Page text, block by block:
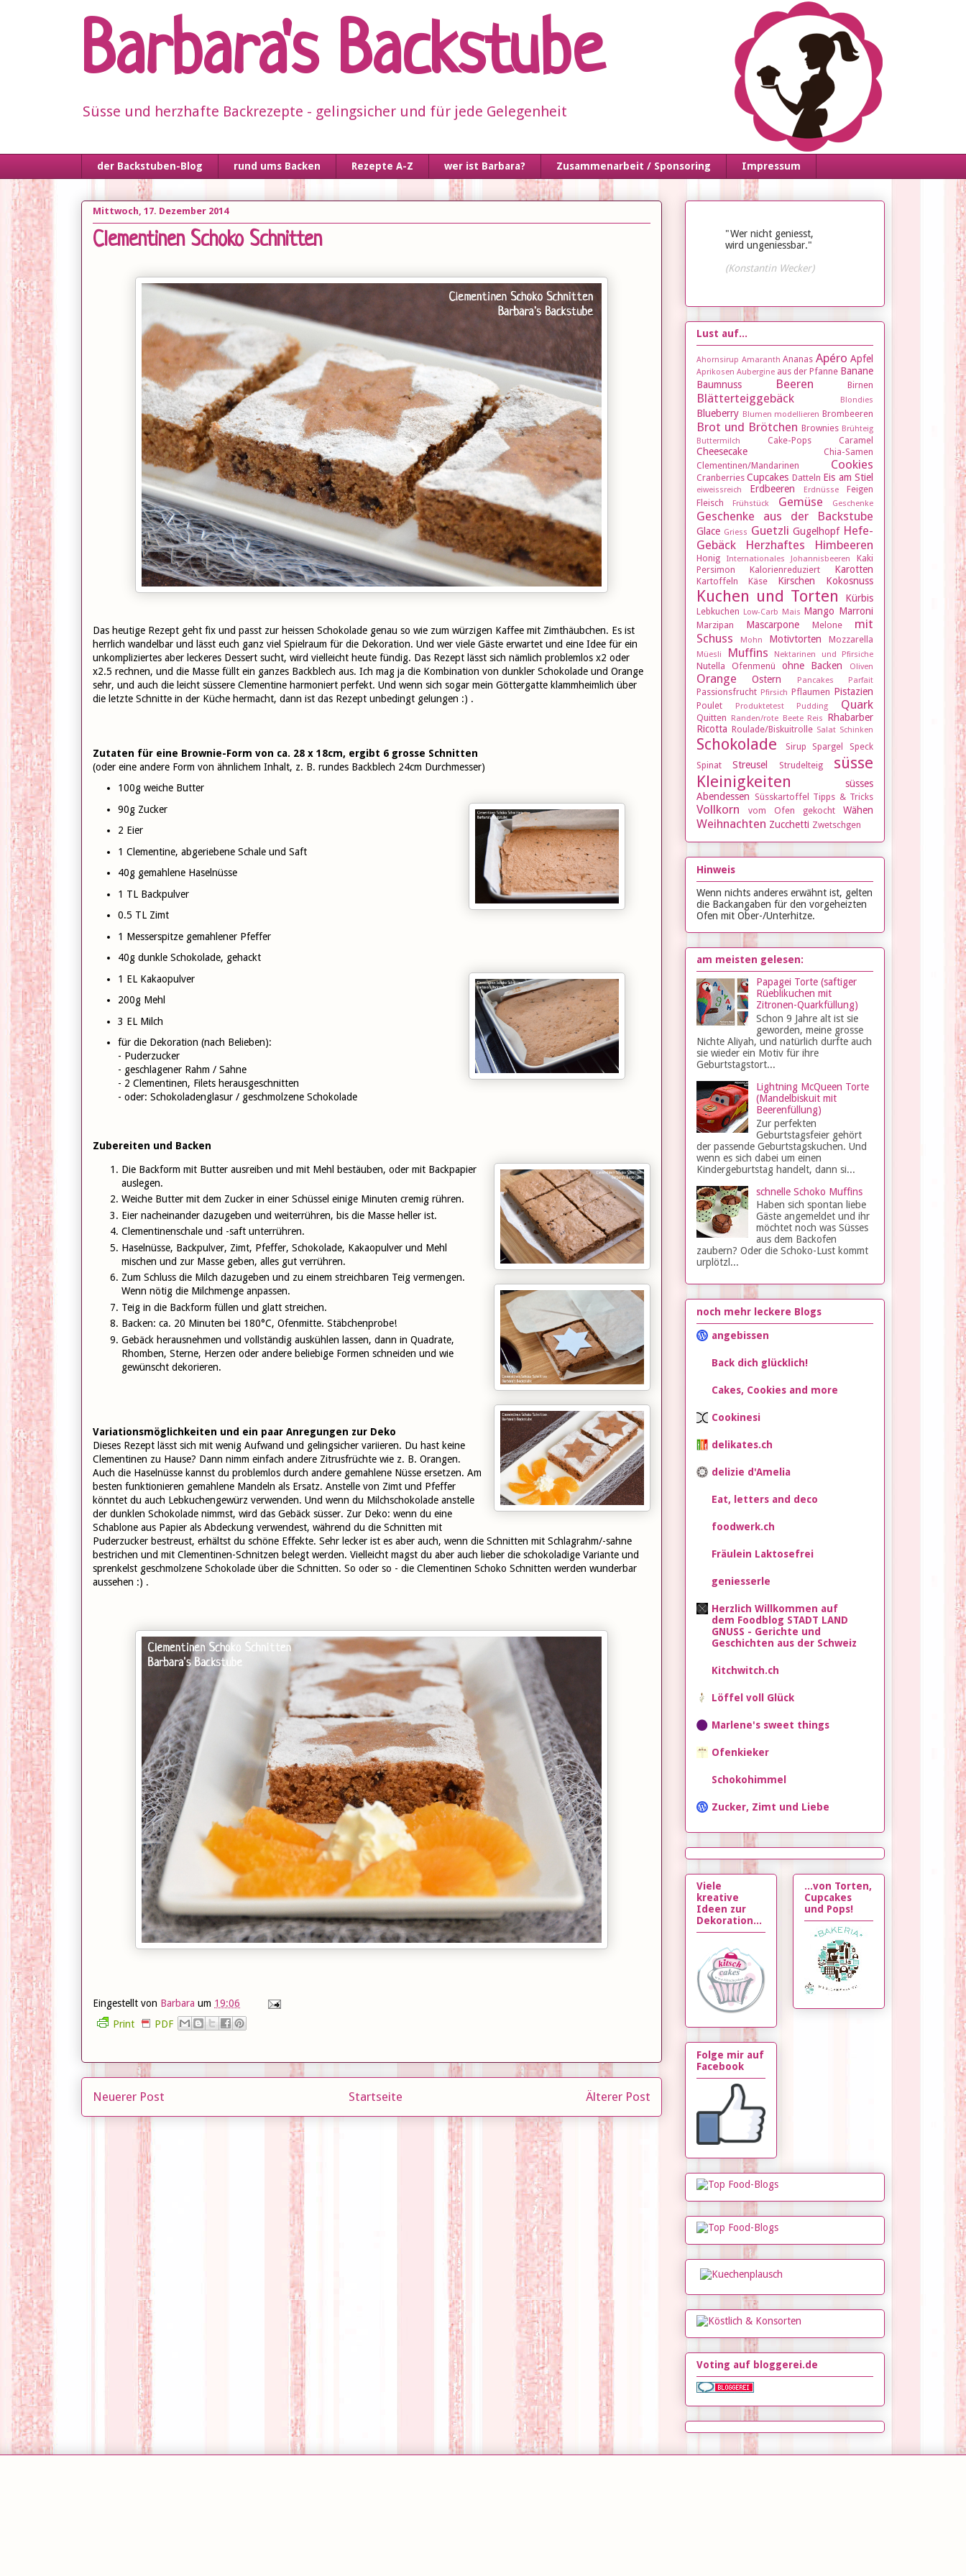
Barbara's Backstube
Süsse und herzhafte Backrezepte - gelingsicher und für jede Gelegenheit
der Backstuben-Blog rund ums Backen Rezepte A-Z wer ist Barbara? Zusammenarbeit / Sponsoring Impressum
Mittwoch, 17. Dezember 2014
Clementinen Schoko Schnitten
Das heutige Rezept geht fix und passt zur heissen Schokolade genau so wie zum würzigen Kaffee mit Zimthäubchen. Es ist
herrlich wandelbar und lässt euch ganz viel Spielraum für die Dekoration. Und wer viele Gäste erwartet und eine Idee für ein
unkompliziertes aber leckeres Dessert sucht, wird vielleicht heute fündig. Das Rezept lässt sich nämlich problemlos x2 oder
x2.5 rechnen, und die Masse füllt ein ganzes Backblech aus. Ich mag ja die Kombination von dunkler Schokolade und Orange
sehr, und auch die leicht süssere Clementine harmoniert perfekt. Und wenn sich sogar mein Göttergatte klammheimlich über
die letzte Schnitte in der Küche hermacht, dann ist das Rezept unbedingt gelungen :) .
Zutaten für eine Brownie-Form von ca. 28 x 18cm, ergibt 6 grosse Schnitten
(oder eine andere Form von ähnlichem Inhalt, z. B. rundes Backblech 24cm Durchmesser)
100g weiche Butter
90g Zucker
2 Eier
1 Clementine, abgeriebene Schale und Saft
40g gemahlene Haselnüsse
1 TL Backpulver
0.5 TL Zimt
1 Messerspitze gemahlener Pfeffer
40g dunkle Schokolade, gehackt
1 EL Kakaopulver
200g Mehl
3 EL Milch
für die Dekoration (nach Belieben):
- Puderzucker
- geschlagener Rahm / Sahne
- 2 Clementinen, Filets herausgeschnitten
- oder: Schokoladenglasur / geschmolzene Schokolade
Zubereiten und Backen
Die Backform mit Butter ausreiben und mit Mehl bestäuben, oder mit Backpapier
auslegen.
Weiche Butter mit dem Zucker in einer Schüssel einige Minuten cremig rühren.
Eier nacheinander dazugeben und weiterrühren, bis die Masse heller ist.
Clementinenschale und -saft unterrühren.
Haselnüsse, Backpulver, Zimt, Pfeffer, Schokolade, Kakaopulver und Mehl
mischen und zur Masse geben, alles gut verrühren.
Zum Schluss die Milch dazugeben und zu einem streichbaren Teig vermengen.
Wenn nötig die Milchmenge anpassen.
Teig in die Backform füllen und glatt streichen.
Backen: ca. 20 Minuten bei 180°C, Ofenmitte. Stäbchenprobe!
Gebäck herausnehmen und vollständig auskühlen lassen, dann in Quadrate,
Rhomben, Sterne, Herzen oder andere beliebige Formen schneiden und wie
gewünscht dekorieren.
Variationsmöglichkeiten und ein paar Anregungen zur Deko
Dieses Rezept lässt sich mit wenig Aufwand und gelingsicher variieren. Du hast keine
Clementinen zu Hause? Dann nimm einfach andere Zitrusfrüchte wie z. B. Orangen.
Auch die Haselnüsse kannst du problemlos durch andere gemahlene Nüsse ersetzen. Am
besten funktionieren gemahlene Mandeln als Ersatz. Anstelle von Zimt und Pfeffer
könntet du auch Lebkuchengewürz verwenden. Und wenn du Milchschokolade anstelle
der dunklen Schokolade nimmst, wird das Gebäck süsser. Zur Deko: wenn du eine
Schablone aus Papier als Abdeckung verwendest, während du die Schnitten mit
Puderzucker bestreust, erhältst du schöne Effekte. Sehr lecker ist es aber auch, wenn die Schnitten mit Schlagrahm/-sahne
bestrichen und mit Clementinen-Schnitzen belegt werden. Vielleicht magst du aber auch lieber die schokoladige Variante und
sprenkelst geschmolzene Schokolade über die Schnitten. So oder so - die Clementinen Schoko Schnitten werden wunderbar
aussehen :) .
Eingestellt von Barbara um 19:06
Print
PDF
Neuerer Post Älterer Post
Startseite
"Wer nicht geniesst,
wird ungeniessbar."
(Konstantin Wecker)
Lust auf...
Ahornsirup Amaranth Ananas Apéro Apfel
Aprikosen Aubergine aus der Pfanne Banane
Baumnuss
Beeren Birnen
Blätterteiggebäck Blondies
Blueberry Blumen modellieren Brombeeren
Brot und Brötchen Brownies Brühteig
Buttermilch
Cake-Pops Caramel
Cheesecake
Chia-Samen
Clementinen/Mandarinen
Cookies
Cranberries Cupcakes Datteln Eis am Stiel
eiweissreich Erdbeeren Erdnüsse
Feigen
Fleisch
Frühstück Gemüse Geschenke
Geschenke aus der Backstube
Glace Griess Guetzli Gugelhopf Hefe-
Gebäck
Herzhaftes Himbeeren
Honig Internationales Johannisbeeren
Kaki
Persimon
Kalorienreduziert Karotten
Kartoffeln Käse Kirschen Kokosnuss
Kuchen und Torten Kürbis
Lebkuchen Low-Carb Mais Mango Marroni
Marzipan Mascarpone Melone
mit
Schuss
Mohn Motivtorten Mozzarella
Müesli Muffins Nektarinen und Pfirsiche
Nutella Ofenmenü ohne Backen Oliven
Orange Ostern Pancakes Parfait
Passionsfrucht Pfirsich Pflaumen Pistazien
Poulet Produktetest Pudding Quark
Quitten Randen/rote Beete Reis
Rhabarber
Ricotta Roulade/Biskuitrolle Salat Schinken
Schokolade Sirup Spargel
Speck
Spinat
Streusel Strudelteig
süsse
Kleinigkeiten
süsses
Abendessen Süsskartoffel Tipps & Tricks
Vollkorn vom Ofen gekocht Wähen
Weihnachten Zucchetti Zwetschgen
Hinweis
Wenn nichts anderes erwähnt ist, gelten
die Backangaben für den vorgeheizten
Ofen mit Ober-/Unterhitze.
am meisten gelesen:
Papagei Torte (saftiger
Rüeblikuchen mit
Zitronen-Quarkfüllung)
Schon 9 Jahre alt ist sie
geworden, meine grosse
Nichte Aliyah, und natürlich durfte auch
sie wieder ein Motiv für ihre
Geburtstagstort...
Lightning McQueen Torte
(Mandelbiskuit mit
Beerenfüllung)
Zur perfekten
Geburtstagsfeier gehört
der passende Geburtstagskuchen. Und
wenn es sich dabei um einen
Kindergeburtstag handelt, dann si...
schnelle Schoko Muffins
Haben sich spontan liebe
Gäste angemeldet und ihr
möchtet noch was Süsses
aus dem Backofen
zaubern? Oder die Schoko-Lust kommt
urplötzl...
noch mehr leckere Blogs
angebissen
Back dich glücklich!
Cakes, Cookies and more
Cookinesi
delikates.ch
delizie d'Amelia
Eat, letters and deco
foodwerk.ch
Fräulein Laktosefrei
geniesserle
Herzlich Willkommen auf
dem Foodblog STADT LAND
GNUSS - Gerichte und
Geschichten aus der Schweiz
Kitchwitch.ch
Löffel voll Glück
Marlene's sweet things
Ofenkieker
Schokohimmel
Zucker, Zimt und Liebe
Viele
kreative
Ideen zur
Dekoration...
Folge mir auf
Facebook
...von Torten,
Cupcakes
und Pops!
Voting auf bloggerei.de